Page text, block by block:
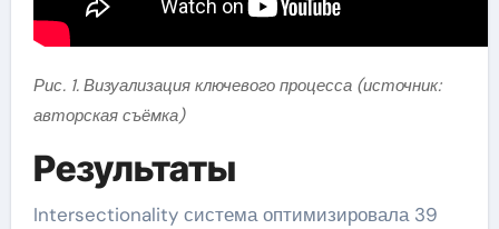
Рис. 1. Визуализация ключевого процесса (источник:
авторская съёмка)
Результаты
Intersectionality система оптимизировала 39